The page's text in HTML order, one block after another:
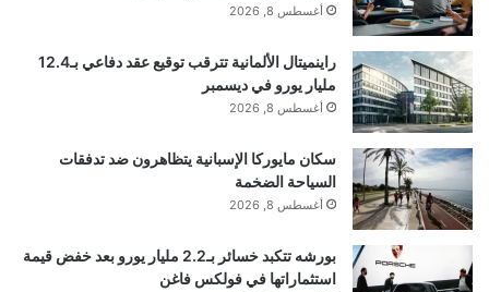
■ مصدر الخبر الأصلي
نشر لأول مرة على: arabic.rt.com
تاريخ النشر: 2026-01-20 01:25:00
اقرأ أيضًا:
سكان مايوركا الإسبانية يتظاهرون ضد
أغسطس 8, 2026
راينميتال الألمانية تترقب توقيع عقد دفاعي بـ12.4
مليار يورو في ديسمبر
أغسطس 8, 2026
سكان مايوركا الإسبانية يتظاهرون ضد تدفقات
السياحة الضخمة
أغسطس 8, 2026
بورشه تتكبد خسائر بـ2.2 مليار يورو بعد خفض قيمة
استثماراتها في فولكس فاغن